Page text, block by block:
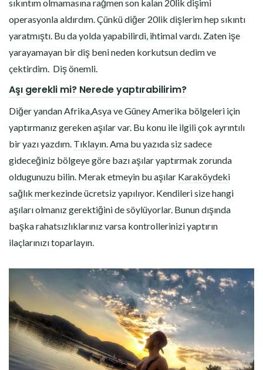
sıkıntım olmamasına rağmen son kalan 20lik dişimi
operasyonla aldırdım. Çünkü diğer 20lik dişlerim hep sıkıntı
yaratmıştı. Bu da yolda yapabilirdi, ihtimal vardı. Zaten işe
yarayamayan bir diş beni neden korkutsun dedim ve
çektirdim. Diş önemli.
Aşı gerekli mi? Nerede yaptırabilirim?
Diğer yandan Afrika,Asya ve Güney Amerika bölgeleri için
yaptırmanız gereken aşılar var. Bu konu ile ilgili çok ayrıntılı
bir yazı yazdım. Tıklayın . Ama bu yazıda siz sadece
gideceğiniz bölgeye göre bazı aşılar yaptırmak zorunda
oldugunuzu bilin. Merak etmeyin bu aşılar Karaköydeki
sağlık merkezindeücretsiz yapılıyor. Kendileri size hangi
aşıları olmanız gerektiğini de söylüyorlar. Bunun dışında
başka rahatsızlıklarınız varsa kontrollerinizi yaptırın
ilaçlarınızı toparlayın.